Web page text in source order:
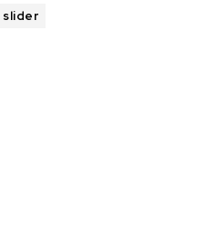
slider